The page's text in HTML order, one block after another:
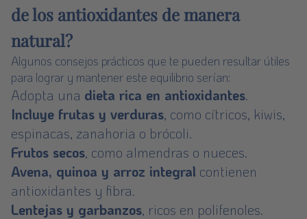
de los antioxidantes de manera
natural?
Algunos consejos prácticos que te pueden resultar útiles
para lograr y mantener este equilibrio serían:
Adopta una dieta rica en antioxidantes.
Incluye frutas y verduras, como cítricos, kiwis,
espinacas, zanahoria o brócoli.
Frutos secos, como almendras o nueces.
Avena, quinoa y arroz integral contienen
antioxidantes y fibra.
Lentejas y garbanzos, ricos en polifenoles.